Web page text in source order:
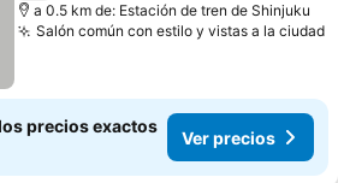
a 0.5 km de: Estación de tren de Shinjuku
Salón común con estilo y vistas a la ciudad
precios exactos
Ver precios